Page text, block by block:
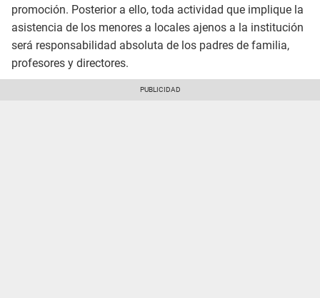
promoción. Posterior a ello, toda actividad que implique la
asistencia de los menores a locales ajenos a la institución
será responsabilidad absoluta de los padres de familia,
profesores y directores.